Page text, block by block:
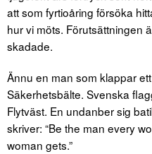
att som fyrtioåring försöka
hur vi möts. Förutsättningen
skadade.
Ännu en man som klappar
Säkerhetsbälte. Svenska
Flytväst. En undanber sig
skriver: “Be the man every
woman gets.”